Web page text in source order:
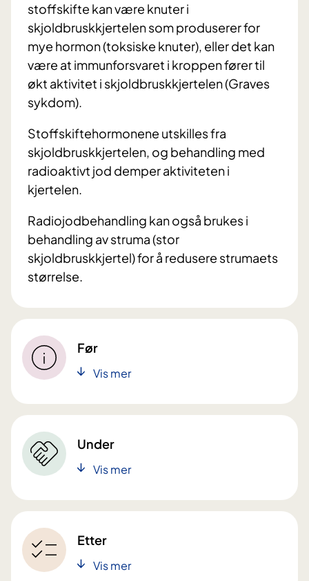
stoffskifte kan være knuter i
skjoldbruskkjertelen som produserer for
mye hormon (toksiske knuter), eller det kan
være at immunforsvaret i kroppen fører til
økt aktivitet i skjoldbruskkjertelen (Graves
sykdom).
Stoffskiftehormonene utskilles fra
skjoldbruskkjertelen, og behandling med
radioaktivt jod demper aktiviteten i
kjertelen.
Radiojodbehandling kan også brukes i
behandling av struma (stor
skjoldbruskkjertel) for å redusere strumaets
størrelse.
Før
Vis mer
Under
Vis mer
Etter
Vis mer